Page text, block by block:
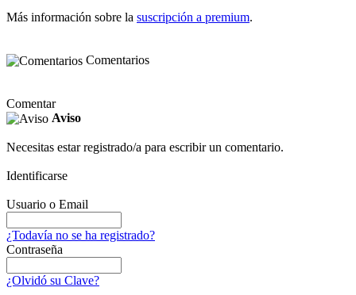
Más información sobre la suscripción a premium.
Comentarios
Comentar
Aviso
Necesitas estar registrado/a para escribir un comentario.
Identificarse
Usuario o Email
¿Todavía no se ha registrado?
Contraseña
¿Olvidó su Clave?